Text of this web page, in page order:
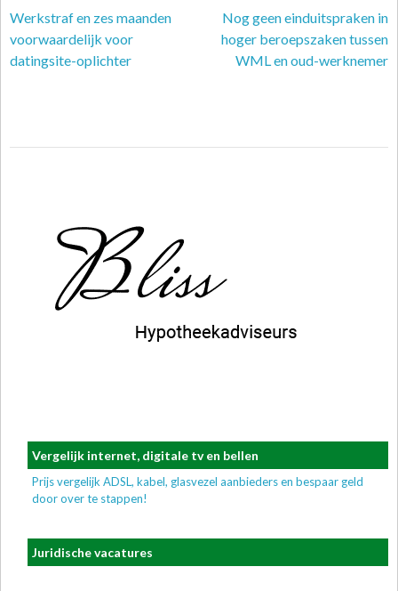
Werkstraf en zes maanden
voorwaardelijk voor
datingsite-oplichter
Nog geen einduitspraken in
hoger beroepszaken tussen
WML en oud-werknemer
Vergelijk internet, digitale tv en bellen
Prijs vergelijk ADSL, kabel, glasvezel aanbieders en bespaar geld
door over te stappen!
Juridische vacatures